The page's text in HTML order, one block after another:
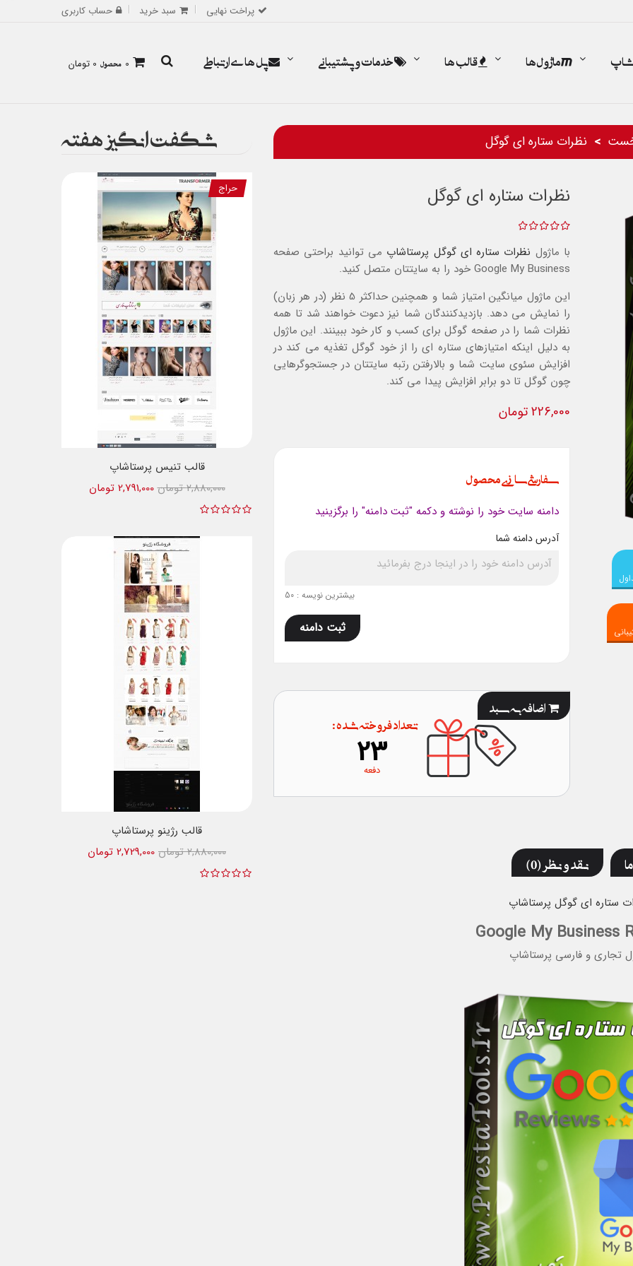
پراخت نهایی سبد خرید حساب کاربری
0 محصول 0 تومان ماژول ها قالب ها خدمات و پشتیبانی پل های ارتباطی
نظرات ستاره ای گوگل
نظرات ستاره ای گوگل
با ماژول نظرات ستاره ای گوگل پرستاشاپ می توانید براحتی صفحه
Google My Business خود را به سایتتان متصل کنید.
این ماژول میانگین امتیاز شما و همچنین حداکثر 5 نظر (در هر زبان)
را نمایش می دهد. بازدیدکنندگان شما نیز دعوت خواهند شد تا همه
نظرات شما را در صفحه گوگل برای کسب و کار خود ببینند. این ماژول
به دلیل اینکه امتیازهای ستاره ای را از خود گوگل تغذیه می کند در
افزایش سئوی سایت شما و بالارفتن رتبه سایتتان در جستجوگرهایی
چون گوگل تا دو برابر افزایش پیدا می کند.
226,000 تومان
سفارشی سازی محصول
دامنه سایت خود را نوشته و دکمه "ثبت دامنه" را برگزینید
آدرس دامنه شما
بیشترین نویسه : 50
ثبت دامنه
اضافه به سبد
تعداد فروخته شده :
23
دفعه
نقد و نظر (0)
ستاره ای گوگل پرستاشاپ
Google My Business
تجاری و فارسی پرستاشاپ
شگفت انگیز هفته
حراج
قالب تنیس پرستاشاپ
2,791,000 تومان
2,880,000 تومان
قالب رژینو پرستاشاپ
2,729,000 تومان
2,880,000 تومان